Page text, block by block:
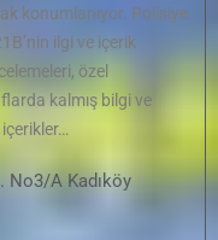
konumlanıyor. Polisiye
ilgi ve içerik
özel
kalmış bilgi ve
No3/A Kadıköy